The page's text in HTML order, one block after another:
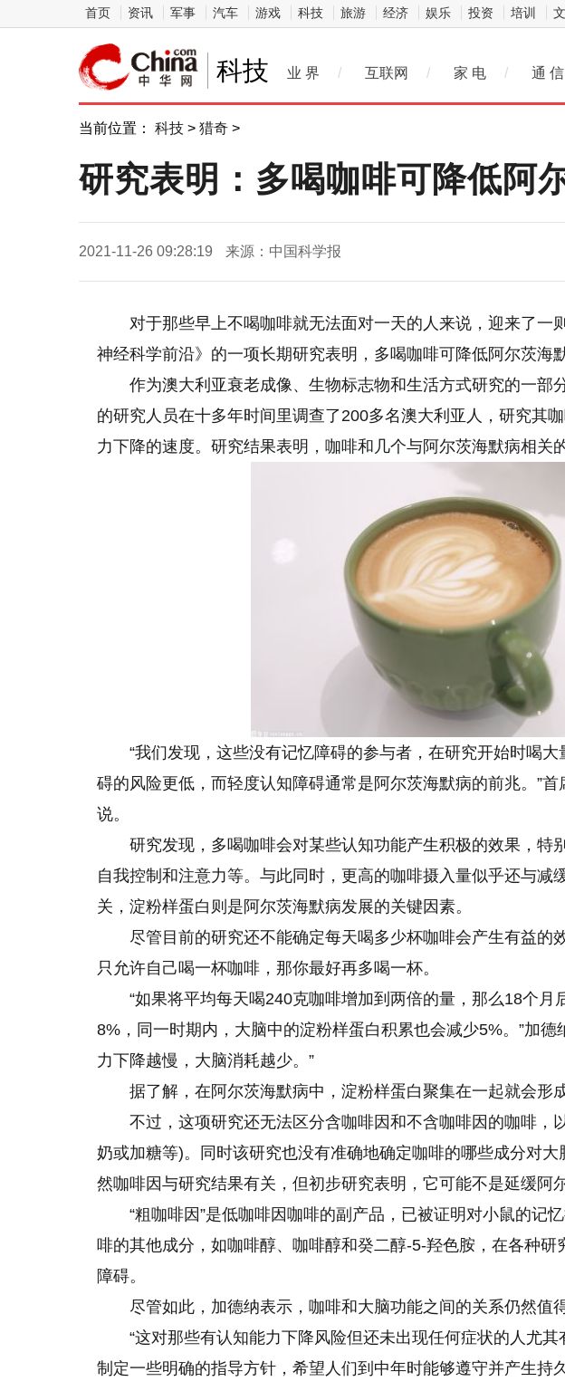
首页 资讯 军事 汽车 游戏 科技 旅游 经济 娱乐 投资 培训
科技 业 界 / 互联网 / 家 电 / 通 信
当前位置： 科技 > 猎奇 >
研究表明：多喝咖啡可降低阿
2021-11-26 09:28:19 来源：中国科学报
对于那些早上不喝咖啡就无法面对一天的人来说，迎来了一
神经科学前沿》的一项长期研究表明，多喝咖啡可降低阿尔茨海
作为澳大利亚衰老成像、生物标志物和生活方式研究的一部
的研究人员在十多年时间里调查了200多名澳大利亚人，研究其
力下降的速度。研究结果表明，咖啡和几个与阿尔茨海默病相关
“我们发现，这些没有记忆障碍的参与者，在研究开始时喝
碍的风险更低，而轻度认知障碍通常是阿尔茨海默病的前兆。”
说。
研究发现，多喝咖啡会对某些认知功能产生积极的效果，特
自我控制和注意力等。与此同时，更高的咖啡摄入量似乎还与减
关，淀粉样蛋白则是阿尔茨海默病发展的关键因素。
尽管目前的研究还不能确定每天喝多少杯咖啡会产生有益的
只允许自己喝一杯咖啡，那你最好再多喝一杯。
“如果将平均每天喝240克咖啡增加到两倍的量，那么18个月
8%，同一时期内，大脑中的淀粉样蛋白积累也会减少5%。”加德
力下降越慢，大脑消耗越少。”
据了解，在阿尔茨海默病中，淀粉样蛋白聚集在一起就会形
不过，这项研究还无法区分含咖啡因和不含咖啡因的咖啡，
奶或加糖等)。同时该研究也没有准确地确定咖啡的哪些成分对
然咖啡因与研究结果有关，但初步研究表明，它可能不是延缓阿
“粗咖啡因”是低咖啡因咖啡的副产品，已被证明对小鼠的记
啡的其他成分，如咖啡醇、咖啡醇和癸二醇-5-羟色胺，在各种研
障碍。
尽管如此，加德纳表示，咖啡和大脑功能之间的关系仍然值
“这对那些有认知能力下降风险但还未出现任何症状的人尤其
制定一些明确的指导方针，希望人们到中年时能够遵守并产生持